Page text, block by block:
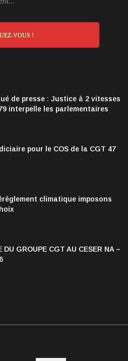
VOUS !
de presse : Justice à 2 vitesses
interpelle les parlementaires
pour le COS de la CGT 47
climatique imposons
DU GROUPE CGT AU CESER NA –